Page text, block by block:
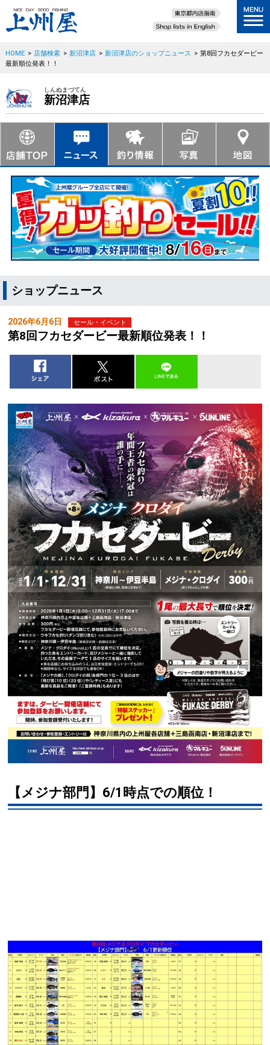
HOME > 店舗検索 > 新沼津店 > 新沼津店のショップニュース > 第8回フカセダービー
最新順位発表！！
しんぬまづてん
新沼津店
ショップニュース
2026年6月6日 セール・イベント
第8回フカセダービー最新順位発表！！
【メジナ部門】6/1時点での順位！